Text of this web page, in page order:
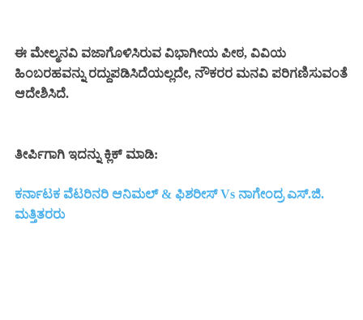
ಈ ಮೇಲ್ಮನವಿ ವಜಾಗೊಳಿಸಿರುವ ವಿಭಾಗೀಯ ಪೀಠ, ವಿವಿಯ
ಹಿಂಬರಹವನ್ನು ರದ್ದುಪಡಿಸಿದೆಯಲ್ಲದೇ, ನೌಕರರ ಮನವಿ ಪರಿಗಣಿಸುವಂತೆ
ಆದೇಶಿಸಿದೆ.
ತೀರ್ಪಿಗಾಗಿ ಇದನ್ನು ಕ್ಲಿಕ್ ಮಾಡಿ:
ಕರ್ನಾಟಕ ವೆಟರಿನರಿ ಆನಿಮಲ್ & ಫಿಶರೀಸ್ Vs ನಾಗೇಂದ್ರ ಎಸ್.ಜಿ.
ಮತ್ತಿತರರು